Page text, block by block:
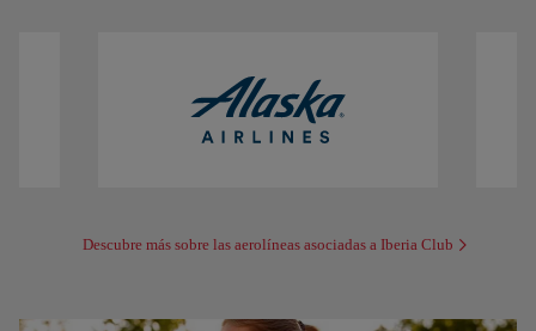
Descubre más sobre las aerolíneas asociadas a Iberia Club